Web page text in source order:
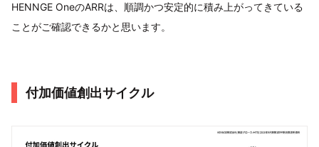
HENNGE OneのARRは、順調かつ安定的に積み上がってきている
ことがご確認できるかと思います。
付加価値創出サイクル